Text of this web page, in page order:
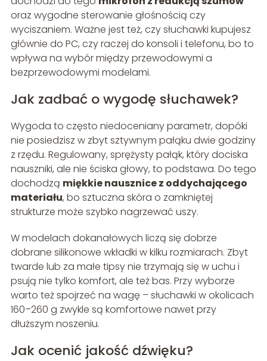
oraz wygodne sterowanie głośnością czy
wyciszaniem. Ważne jest też, czy słuchawki kupujesz
głównie do PC, czy raczej do konsoli i telefonu, bo to
wpływa na wybór między przewodowymi a
bezprzewodowymi modelami.
Jak zadbać o wygodę słuchawek?
Wygoda to często niedoceniany parametr, dopóki
nie posiedzisz w zbyt sztywnym pałąku dwie godziny
z rzędu. Regulowany, sprężysty pałąk, który dociska
nauszniki, ale nie ściska głowy, to podstawa. Do tego
dochodzą miękkie nausznice z oddychającego
materiału, bo sztuczna skóra o zamkniętej
strukturze może szybko nagrzewać uszy.
W modelach dokanałowych liczą się dobrze
dobrane silikonowe wkładki w kilku rozmiarach. Zbyt
twarde lub za małe tipsy nie trzymają się w uchu i
psują nie tylko komfort, ale też bas. Przy wyborze
warto też spojrzeć na wagę – słuchawki w okolicach
160–260 g zwykle są komfortowe nawet przy
dłuższym noszeniu.
Jak ocenić jakość dźwięku?